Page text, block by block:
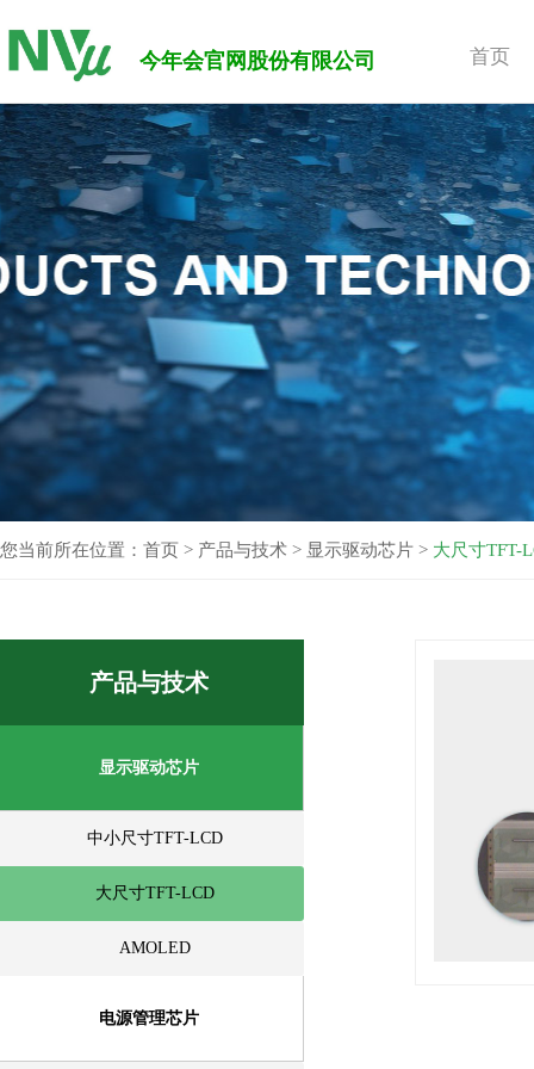
首页
今年会官网股份有限公司
您当前所在位置： 首页 > 产品与技术 > 显示驱动芯片 > 大尺寸TFT-
产品与技术
显示驱动芯片
中小尺寸TFT-LCD
大尺寸TFT-LCD
AMOLED
电源管理芯片